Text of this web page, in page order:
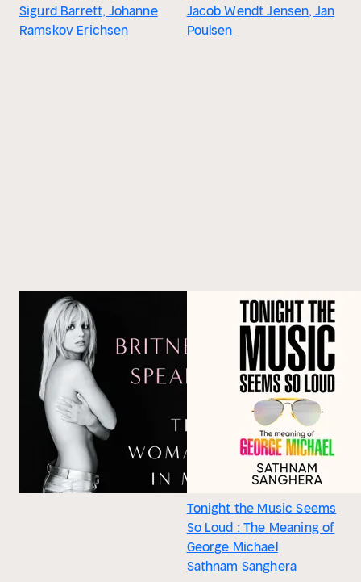
Sigurd Barrett, Johanne
Ramskov Erichsen
Jacob Wendt Jensen, Jan
Poulsen
Tonight the Music Seems
So Loud : The Meaning of
George Michael
Sathnam Sanghera